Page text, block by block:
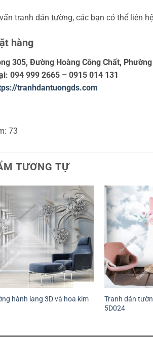
tranh dán tường, các bạn có thể liên
hàng
305, Đường Hoàng Công Chất,
094 999 2665 – 0915 014 131
tranhdantuongds.com
73
TƯƠNG TỰ
hành lang 3D và hoa kim
Tranh dán
5D024